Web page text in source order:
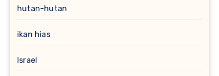
hutan-hutan
ikan hias
Israel